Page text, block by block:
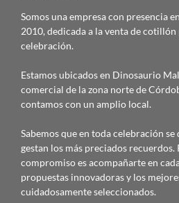
Somos una empresa con presencia
2010, dedicada a la venta de
celebración.
Estamos ubicados en Dinosaurio
comercial de la zona norte de
contamos con un amplio local.
Sabemos que en toda celebración se
gestan los más preciados recuerdos.
compromiso es acompañarte en
propuestas innovadoras y los
cuidadosamente seleccionados.